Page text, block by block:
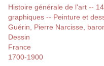
Histoire générale de l'art --
graphiques -- Peinture et
Guérin, Pierre Narcisse,
Dessin
France
1700-1900